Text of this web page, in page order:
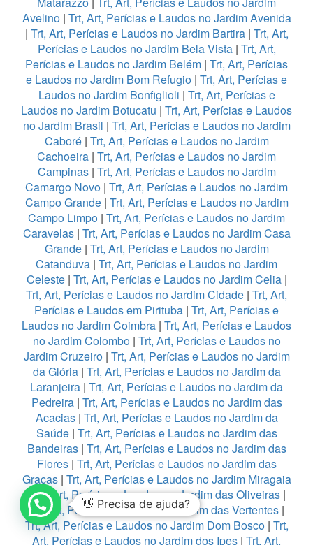
Avelino| Trt, Art, Perícias e Laudos no Jardim Avenida
| Trt, Art, Perícias e Laudos no Jardim Bartira| Trt, Art,
Perícias e Laudos no Jardim Bela Vista| Trt, Art,
Perícias e Laudos no Jardim Belém | Trt, Art, Perícias
e Laudos no Jardim Bom Refugio | Trt, Art, Perícias e
Laudos no Jardim Bonfiglioli | Trt, Art, Perícias e
Laudos no Jardim Botucatu | Trt, Art, Perícias e Laudos
no Jardim Brasil | Trt, Art, Perícias e Laudos no Jardim
Caboré| Trt, Art, Perícias e Laudos no Jardim
Cachoeira | Trt, Art, Perícias e Laudos no Jardim
Campinas| Trt, Art, Perícias e Laudos no Jardim
Camargo Novo | Trt, Art, Perícias e Laudos no Jardim
Campo Grande| Trt, Art, Perícias e Laudos no Jardim
Campo Limpo | Trt, Art, Perícias e Laudos no Jardim
Caravelas| Trt, Art, Perícias e Laudos no Jardim Casa
Grande| Trt, Art, Perícias e Laudos no Jardim
Catanduva | Trt, Art, Perícias e Laudos no Jardim
Celeste| Trt, Art, Perícias e Laudos no Jardim Celia|
Trt, Art, Perícias e Laudos no Jardim Cidade | Trt, Art,
Perícias e Laudos em Pirituba | Trt, Art, Perícias e
Laudos no Jardim Coimbra | Trt, Art, Perícias e Laudos
no Jardim Colombo| Trt, Art, Perícias e Laudos no
Jardim Cruzeiro| Trt, Art, Perícias e Laudos no Jardim
da Glória| Trt, Art, Perícias e Laudos no Jardim da
Laranjeira | Trt, Art, Perícias e Laudos no Jardim da
Pedreira| Trt, Art, Perícias e Laudos no Jardim das
Acacias| Trt, Art, Perícias e Laudos no Jardim da
Saúde| Trt, Art, Perícias e Laudos no Jardim das
Bandeiras| Trt, Art, Perícias e Laudos no Jardim das
Flores| Trt, Art, Perícias e Laudos no Jardim das
Graças| Trt, Art, Perícias e Laudos no Jardim Miragaia
|Trt, Art, Perícias e Laudos no Jardim das Oliveiras|
Trt, Art, Perícias e Laudos no Jardim das Vertentes|
Trt, Art, Perícias e Laudos no Jardim Dom Bosco| Trt,
Art, Perícias e Laudos no Jardim dos Ipes | Trt, Art,
👋 Precisa de ajuda?